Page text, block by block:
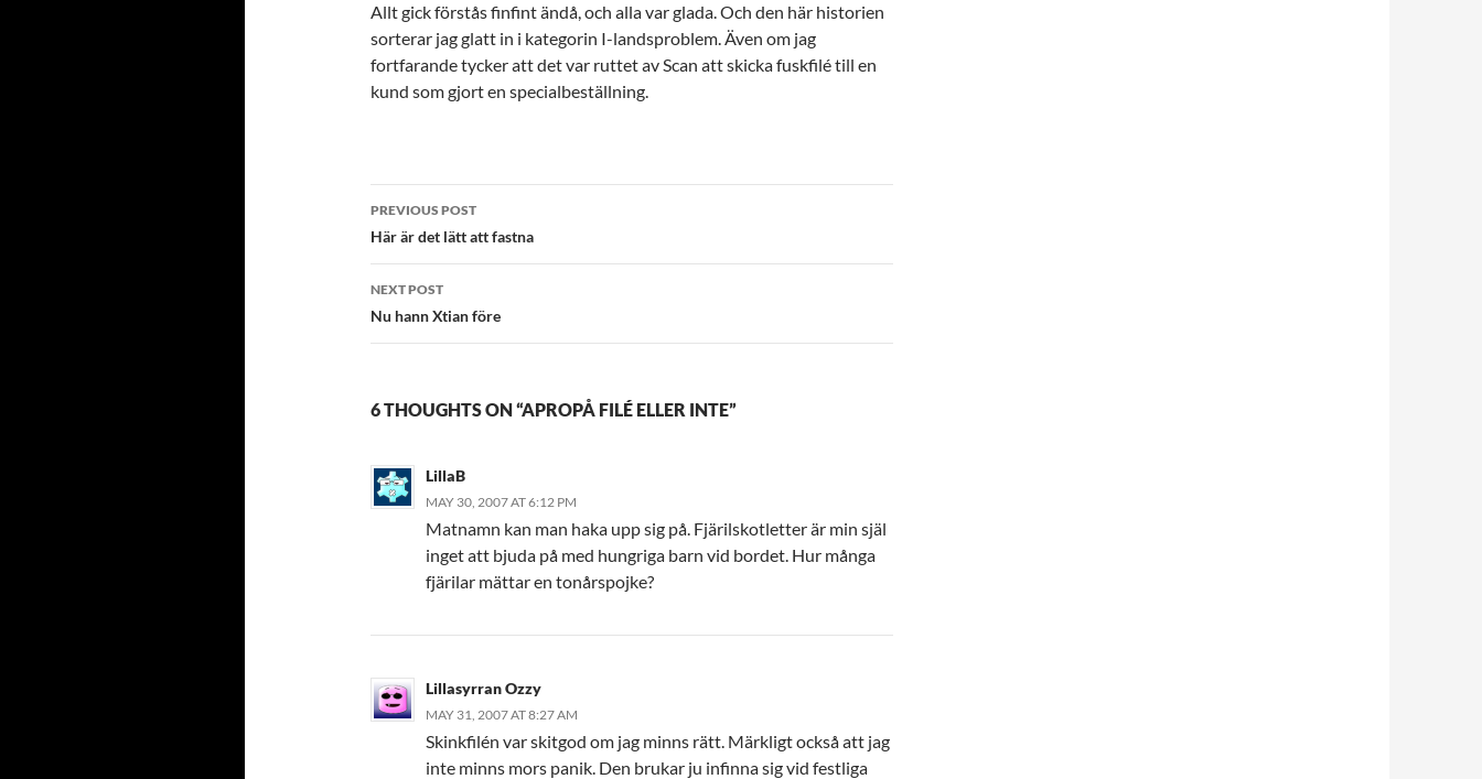
Allt gick förstås finfint ändå, och alla var glada. Och den här historien
sorterar jag glatt in i kategorin I-landsproblem. Även om jag
fortfarande tycker att det var ruttet av Scan att skicka fuskfilé till en
kund som gjort en specialbeställning.
Post
navigation
PREVIOUS POST
Här är det lätt att fastna
NEXT POST
Nu hann Xtian före
6 THOUGHTS ON “APROPÅ FILÉ ELLER INTE”
LillaB
MAY 30, 2007 AT 6:12 PM
Matnamn kan man haka upp sig på. Fjärilskotletter är min själ
inget att bjuda på med hungriga barn vid bordet. Hur många
fjärilar mättar en tonårspojke?
Lillasyrran Ozzy
MAY 31, 2007 AT 8:27 AM
Skinkfilén var skitgod om jag minns rätt. Märkligt också att jag
inte minns mors panik. Den brukar ju infinna sig vid festliga